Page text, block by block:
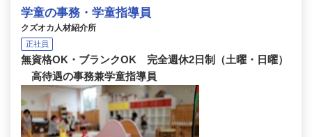
学童の事務・学童指導員
クズオカ人材紹介所
正社員
無資格OK・ブランクOK 完全週休2日制（土曜・日曜）
高待遇の事務兼学童指導員